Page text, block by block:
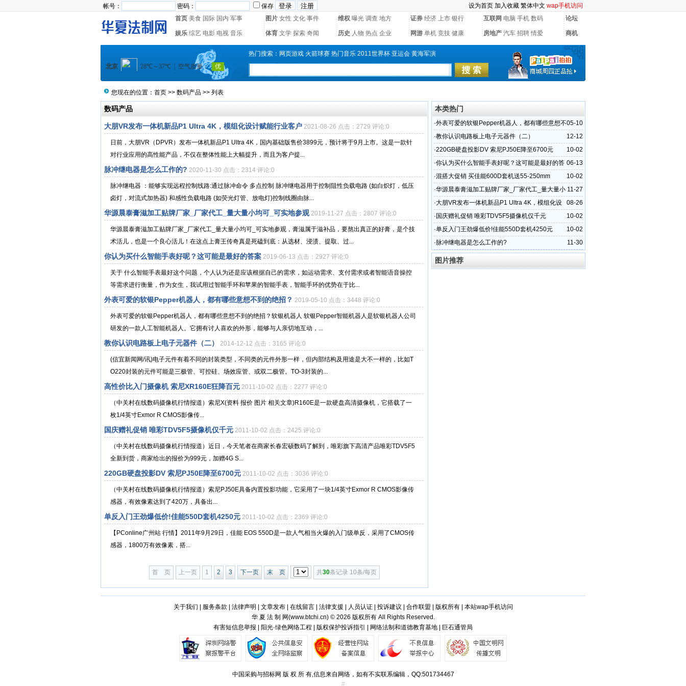
帐号： 密码： 保存 设为首页 加入收藏 繁体中文 wap手机访问
首页 美食 国际 国内 军事 图片 女性 文化 事件 维权 曝光 调查 地方 证券 经济 上市 银行 互联网 电脑 手机 数码 论坛
娱乐 综艺 电影 电视 音乐 体育 文学 探索 奇闻 历史 人物 热点 企业 网游 单机 竞技 健康 房地产 汽车 招聘 情爱 商机
热门搜索： 网页游戏 火箭球赛 热门音乐 2011世界杯 亚运会 黄海军演
您现在的位置： 首页 >> 数码产品 >> 列表
数码产品
大朋VR发布一体机新品P1 Ultra 4K，模组化设计赋能行业客户 2021-08-26 点击：2729 评论:0
日前，大朋VR（DPVR）发布一体机新品P1 Ultra 4K，国内基础版售价3899元，预计将于9月上市。这是一款针
对行业应用的高性能产品，不仅在整体性能上大幅提升，而且为客户提...
脉冲继电器是怎么工作的? 2020-11-30 点击：2314 评论:0
脉冲继电器 ：能够实现远程控制线路:通过脉冲命令 多点控制 脉冲继电器用于控制阻性负载电路 (如白炽灯，低压
卤灯，对流式加热器) 和感性负载电路 (如荧光灯管、放电灯)控制线圈由脉...
华源晨泰膏滋加工贴牌厂家_厂家代工_量大量小均可_可实地参观 2019-11-27 点击：2807 评论:0
华源晨泰膏滋加工贴牌厂家_厂家代工_量大量小均可_可实地参观，膏滋属于滋补品，要熬出真正的好膏，是个技
术活儿，也是一个良心活儿！在这点上膏王传奇真是死磕到底：从选材、浸渍、提取、过...
你认为买什么智能手表好呢？这可能是最好的答案 2019-06-13 点击：2927 评论:0
关于 什么智能手表最好这个问题，个人认为还是应该根据自己的需求，如运动需求、支付需求或者智能语音操控
等需求进行衡量，作为女生，我试用过智能手环和苹果的智能手表，智能手环的优势在于比...
外表可爱的软银Pepper机器人，都有哪些意想不到的绝招？ 2019-05-10 点击：3448 评论:0
外表可爱的软银Pepper机器人，都有哪些意想不到的绝招？软银机器人 软银Pepper智能机器人是软银机器人公司
研发的一款人工智能机器人。它拥有讨人喜欢的外形，能够与人亲切地互动，...
教你认识电路板上电子元器件（二） 2014-12-12 点击：3165 评论:0
(信宜新闻网/讯)电子元件有着不同的封装类型，不同类的元件外形一样，但内部结构及用途是大不一样的，比如T
O220封装的元件可能是三极管、可控硅、场效应管、或双二极管。TO-3封装的...
高性价比入门摄像机 索尼XR160E狂降百元 2011-10-02 点击：2277 评论:0
（中关村在线数码摄像机行情报道）索尼X(资料 报价 图片 相关文章)R160E是一款硬盘高清摄像机，它搭载了一
枚1/4英寸Exmor R CMOS影像传...
国庆赠礼促销 唯彩TDV5F5摄像机仅千元 2011-10-02 点击：2425 评论:0
（中关村在线数码摄像机行情报道）近日，今天笔者在商家长春宏硕数码了解到，唯彩旗下高清产品唯彩TDV5F5
全新到货，商家给出的报价为999元，加赠4G S...
220GB硬盘投影DV 索尼PJ50E降至6700元 2011-10-02 点击：3036 评论:0
（中关村在线数码摄像机行情报道）索尼PJ50E具备内置投影功能，它采用了一块1/4英寸Exmor R CMOS影像传
感器，有效像素达到了420万，具备出...
单反入门王劲爆低价!佳能550D套机4250元 2011-10-02 点击：2369 评论:0
【PConline广州站 行情】2011年9月29日，佳能 EOS 550D是一款人气相当火爆的入门级单反，采用了CMOS传
感器，1800万有效像素，搭...
首 页 上一页 1 2 3 下一页 末 页 共30条记录 10条/每页
本类热门
05-10
·外表可爱的软银Pepper机器人，都有哪些意想不
到的绝招？
12-12
·教你认识电路板上电子元器件（二）
10-02
·220GB硬盘投影DV 索尼PJ50E降至6700元
06-13
·你认为买什么智能手表好呢？这可能是最好的答
案
10-02
·混搭大促销 买佳能600D套机送55-250mm
11-27
·华源晨泰膏滋加工贴牌厂家_厂家代工_量大量小
均可_可实地参观
08-26
·大朋VR发布一体机新品P1 Ultra 4K，模组化设
计赋能行业客户
10-02
· 国庆赠礼促销 唯彩TDV5F5摄像机仅千元
10-02
·单反入门王劲爆低价!佳能550D套机4250元
11-30
·脉冲继电器是怎么工作的?
图片推荐
关于我们 服务条款 法律声明 文章发布| 在线留言| 法律支援 人员认证| 投诉建议 合作联盟 版权所有| 本站wap手机访问
华 夏 法 制 网(www.btchi.cn) © 2026 版权所有 All Rights Reserved.
有害短信息举报 | 阳光·绿色网络工程 | 版权保护投诉指引 | 网络法制和道德教育基地 | 巨石通管局
中国采购与招标网 版 权 所 有,信息来自网络，如有不实联系编辑，QQ:501734467
#